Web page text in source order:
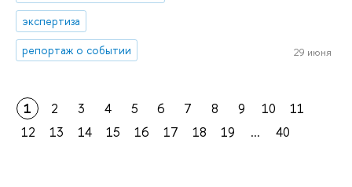
экспертиза
репортаж о событии
29 июня
1 2 3 4 5 6 7 8 9 10
11
12
13 14 15 16 17 18 19 ... 40